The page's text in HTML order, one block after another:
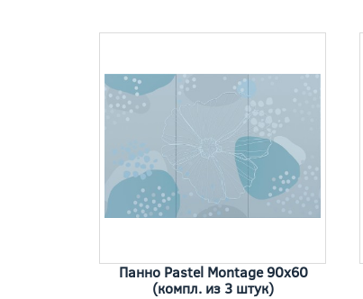
Панно Pastel Montage 90x60
(компл. из 3 штук)